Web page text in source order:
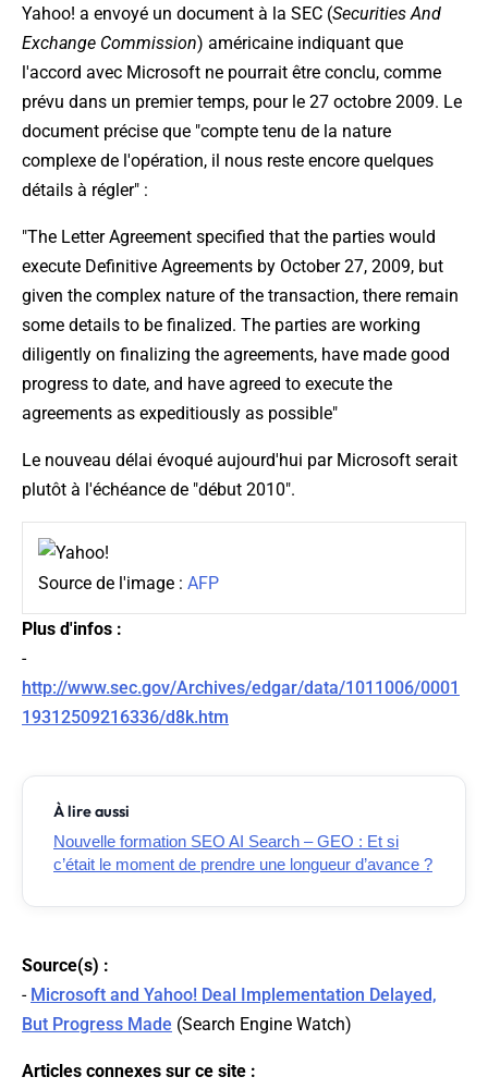
Yahoo! a envoyé un document à la SEC (Securities And
Exchange Commission) américaine indiquant que
l'accord avec Microsoft ne pourrait être conclu, comme
prévu dans un premier temps, pour le 27 octobre 2009. Le
document précise que "compte tenu de la nature
complexe de l'opération, il nous reste encore quelques
détails à régler" :
"The Letter Agreement specified that the parties would
execute Definitive Agreements by October 27, 2009, but
given the complex nature of the transaction, there remain
some details to be finalized. The parties are working
diligently on finalizing the agreements, have made good
progress to date, and have agreed to execute the
agreements as expeditiously as possible"
Le nouveau délai évoqué aujourd'hui par Microsoft serait
plutôt à l'échéance de "début 2010".
Source de l'image : AFP
Plus d'infos :
-
http://www.sec.gov/Archives/edgar/data/1011006/0001
19312509216336/d8k.htm
À lire aussi
Nouvelle formation SEO AI Search – GEO : Et si
c’était le moment de prendre une longueur d’avance ?
Source(s) :
- Microsoft and Yahoo! Deal Implementation Delayed,
But Progress Made (Search Engine Watch)
Articles connexes sur ce site :